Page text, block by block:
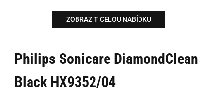
ZOBRAZIT CELOU NABÍDKU
Philips Sonicare DiamondClean
Black HX9352/04